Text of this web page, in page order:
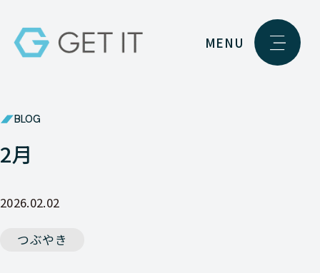
MENU
BLOG
2月
2026.02.02
つぶやき